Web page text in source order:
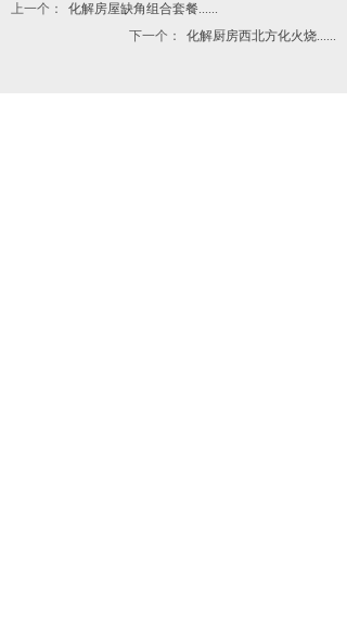
上一个：
化解房屋缺角组合套餐......
下一个：
化解厨房西北方化火烧......